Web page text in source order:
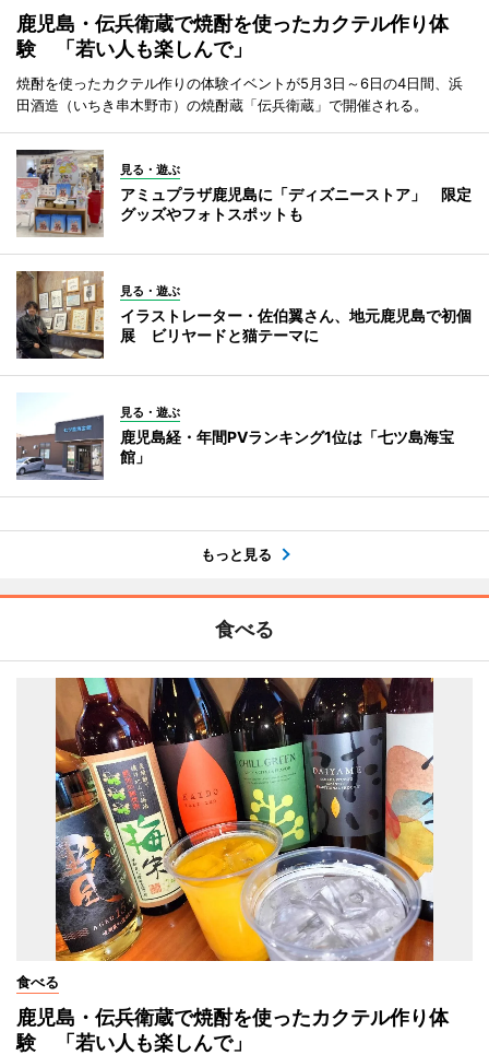
鹿児島・伝兵衛蔵で焼酎を使ったカクテル作り体
験 「若い人も楽しんで」
焼酎を使ったカクテル作りの体験イベントが5月3日～6日の4日間、浜
田酒造（いちき串木野市）の焼酎蔵「伝兵衛蔵」で開催される。
見る・遊ぶ
アミュプラザ鹿児島に「ディズニーストア」 限定
グッズやフォトスポットも
見る・遊ぶ
イラストレーター・佐伯翼さん、地元鹿児島で初個
展 ビリヤードと猫テーマに
見る・遊ぶ
鹿児島経・年間PVランキング1位は「七ツ島海宝
館」
もっと見る
食べる
食べる
鹿児島・伝兵衛蔵で焼酎を使ったカクテル作り体
験 「若い人も楽しんで」